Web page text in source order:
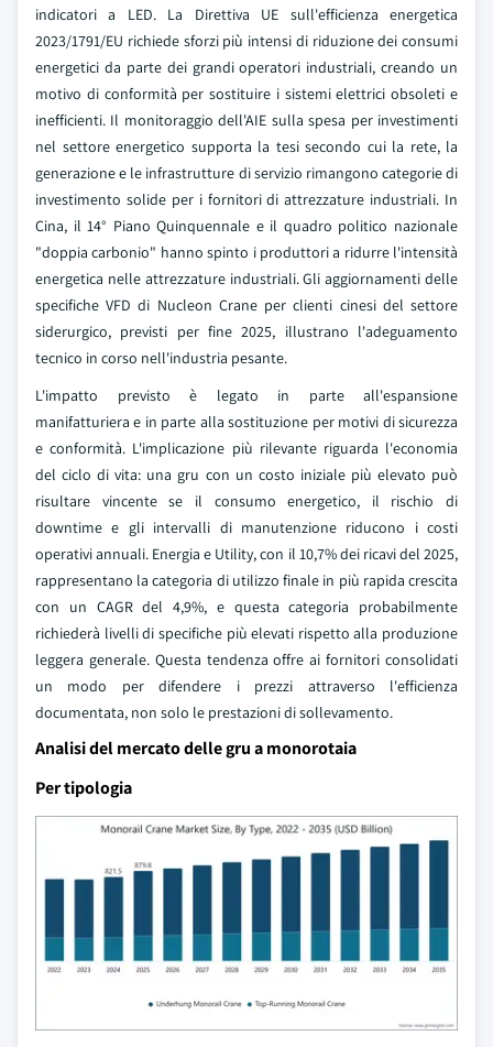
indicatori a LED. La Direttiva UE sull'efficienza energetica
2023/1791/EU richiede sforzi più intensi di riduzione dei consumi
energetici da parte dei grandi operatori industriali, creando un
motivo di conformità per sostituire i sistemi elettrici obsoleti e
inefficienti. Il monitoraggio dell'AIE sulla spesa per investimenti
nel settore energetico supporta la tesi secondo cui la rete, la
generazione e le infrastrutture di servizio rimangono categorie di
investimento solide per i fornitori di attrezzature industriali. In
Cina, il 14° Piano Quinquennale e il quadro politico nazionale
"doppia carbonio" hanno spinto i produttori a ridurre l'intensità
energetica nelle attrezzature industriali. Gli aggiornamenti delle
specifiche VFD di Nucleon Crane per clienti cinesi del settore
siderurgico, previsti per fine 2025, illustrano l'adeguamento
tecnico in corso nell'industria pesante.
L'impatto previsto è legato in parte all'espansione
manifatturiera e in parte alla sostituzione per motivi di sicurezza
e conformità. L'implicazione più rilevante riguarda l'economia
del ciclo di vita: una gru con un costo iniziale più elevato può
risultare vincente se il consumo energetico, il rischio di
downtime e gli intervalli di manutenzione riducono i costi
operativi annuali. Energia e Utility, con il 10,7% dei ricavi del 2025,
rappresentano la categoria di utilizzo finale in più rapida crescita
con un CAGR del 4,9%, e questa categoria probabilmente
richiederà livelli di specifiche più elevati rispetto alla produzione
leggera generale. Questa tendenza offre ai fornitori consolidati
un modo per difendere i prezzi attraverso l'efficienza
documentata, non solo le prestazioni di sollevamento.
Analisi del mercato delle gru a monorotaia
Per tipologia